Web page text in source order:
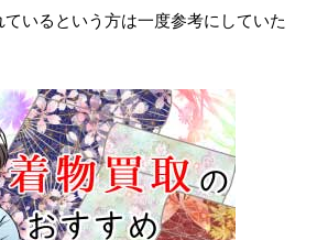
いるという方は一度参考にしていた